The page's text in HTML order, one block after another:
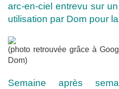
arc-en-ciel entrevu sur
utilisation par Dom pour
(photo retrouvée grâce à
Dom)
Semaine après